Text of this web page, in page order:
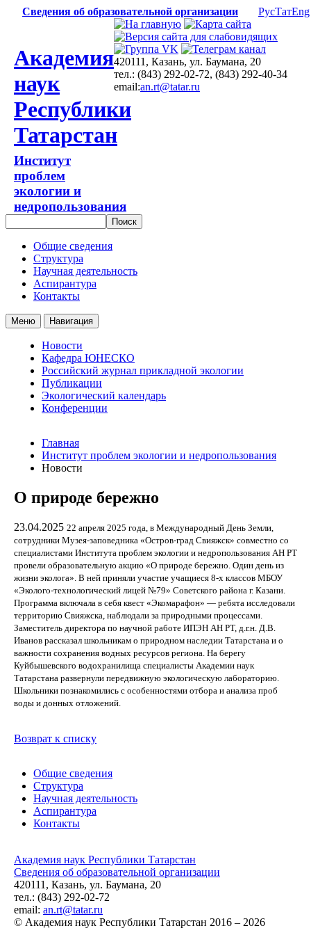
Сведения об образовательной организации РусТатEng
Академия
наук
Республики
Татарстан
Институт
проблем
экологии и
недропользования
420111, Казань, ул. Баумана, 20
тел.: (843) 292-02-72, (843) 292-40-34
email:an.rt@tatar.ru
Общие сведения
Структура
Научная деятельность
Аспирантура
Контакты
Меню Навигация
Новости
Кафедра ЮНЕСКО
Российский журнал прикладной экологии
Публикации
Экологический календарь
Конференции
Главная
Институт проблем экологии и недропользования
Новости
О природе бережно
23.04.2025 22 апреля 2025 года, в Международный День Земли,
сотрудники Музея-заповедника «Остров-град Свияжск» совместно со
специалистами Института проблем экологии и недропользования АН РТ
провели образовательную акцию «О природе бережно. Один день из
жизни эколога». В ней приняли участие учащиеся 8-х классов МБОУ
«Эколого-технологический лицей №79» Советского района г. Казани.
Программа включала в себя квест «Экомарафон» — ребята исследовали
территорию Свияжска, наблюдали за природными процессами.
Заместитель директора по научной работе ИПЭН АН РТ, д.г.н. Д.В.
Иванов рассказал школьникам о природном наследии Татарстана и о
важности сохранения водных ресурсов региона. На берегу
Куйбышевского водохранилища специалисты Академии наук
Татарстана развернули передвижную экологическую лабораторию.
Школьники познакомились с особенностями отбора и анализа проб
воды и донных отложений.
Возврат к списку
Общие сведения
Структура
Научная деятельность
Аспирантура
Контакты
Академия наук Республики Татарстан
Сведения об образовательной организации
420111, Казань, ул. Баумана, 20
тел.: (843) 292-02-72
email: an.rt@tatar.ru
© Академия наук Республики Татарстан 2016 – 2026